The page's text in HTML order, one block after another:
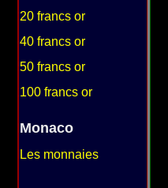
20 francs or
40 francs or
50 francs or
100 francs or
Monaco
Les monnaies